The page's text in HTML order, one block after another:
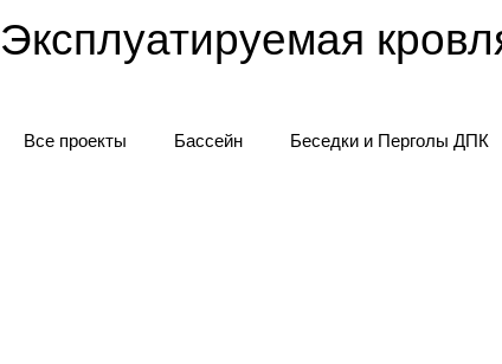
Эксплуатируемая
Все проекты Бассейн Беседки и Перголы ДПК